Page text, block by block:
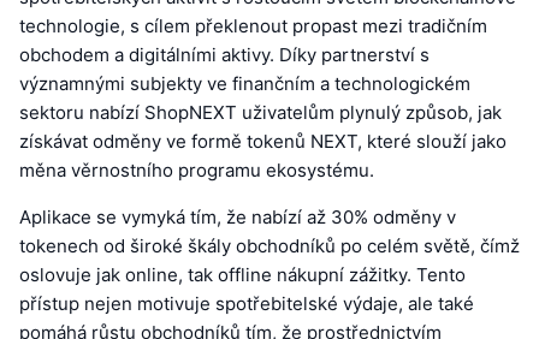
technologie, s cílem překlenout propast mezi tradičním
obchodem a digitálními aktivy. Díky partnerství s
významnými subjekty ve finančním a technologickém
sektoru nabízí ShopNEXT uživatelům plynulý způsob, jak
získávat odměny ve formě tokenů NEXT, které slouží jako
měna věrnostního programu ekosystému.
Aplikace se vymyká tím, že nabízí až 30% odměny v
tokenech od široké škály obchodníků po celém světě, čímž
oslovuje jak online, tak offline nákupní zážitky. Tento
přístup nejen motivuje spotřebitelské výdaje, ale také
pomáhá růstu obchodníků tím, že prostřednictvím